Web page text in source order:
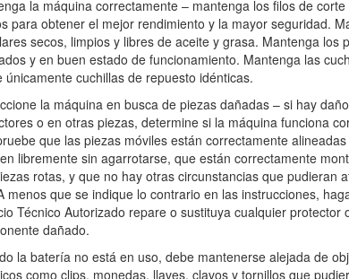
la máquina correctamente – mantenga los filos de
para obtener el mejor rendimiento y la mayor seguridad.
secos, limpios y libres de aceite y grasa. Mantenga los
y en buen estado de funcionamiento. Mantenga las
únicamente cuchillas de repuesto idénticas.
la máquina en busca de piezas dañadas – si hay
o en otras piezas, determine si la máquina funciona
que las piezas móviles están correctamente
libremente sin agarrotarse, que están correctamente
rotas, y que no hay otras circunstancias que pudieran
menos que se indique lo contrario en las instrucciones,
Técnico Autorizado repare o sustituya cualquier protector
dañado.
la batería no está en uso, debe mantenerse alejada de
como clips, monedas, llaves, clavos y tornillos que
de recortes en busca de deterioros o desgaste, y
piezas y accesorios genuinos de Toro. Otros
los filos de corte afilados y limpios para obtener el
grasa. Mantenga los protectores colocados y en buen
dañadas – si hay daños en los protectores o en otras
alineadas y que se mueven libremente sin
que pudieran afectar a su uso. A menos que se
cualquier protector o componente dañado.
alejada de objetos metálicos como clips,
entre los terminales de la batería puede causar